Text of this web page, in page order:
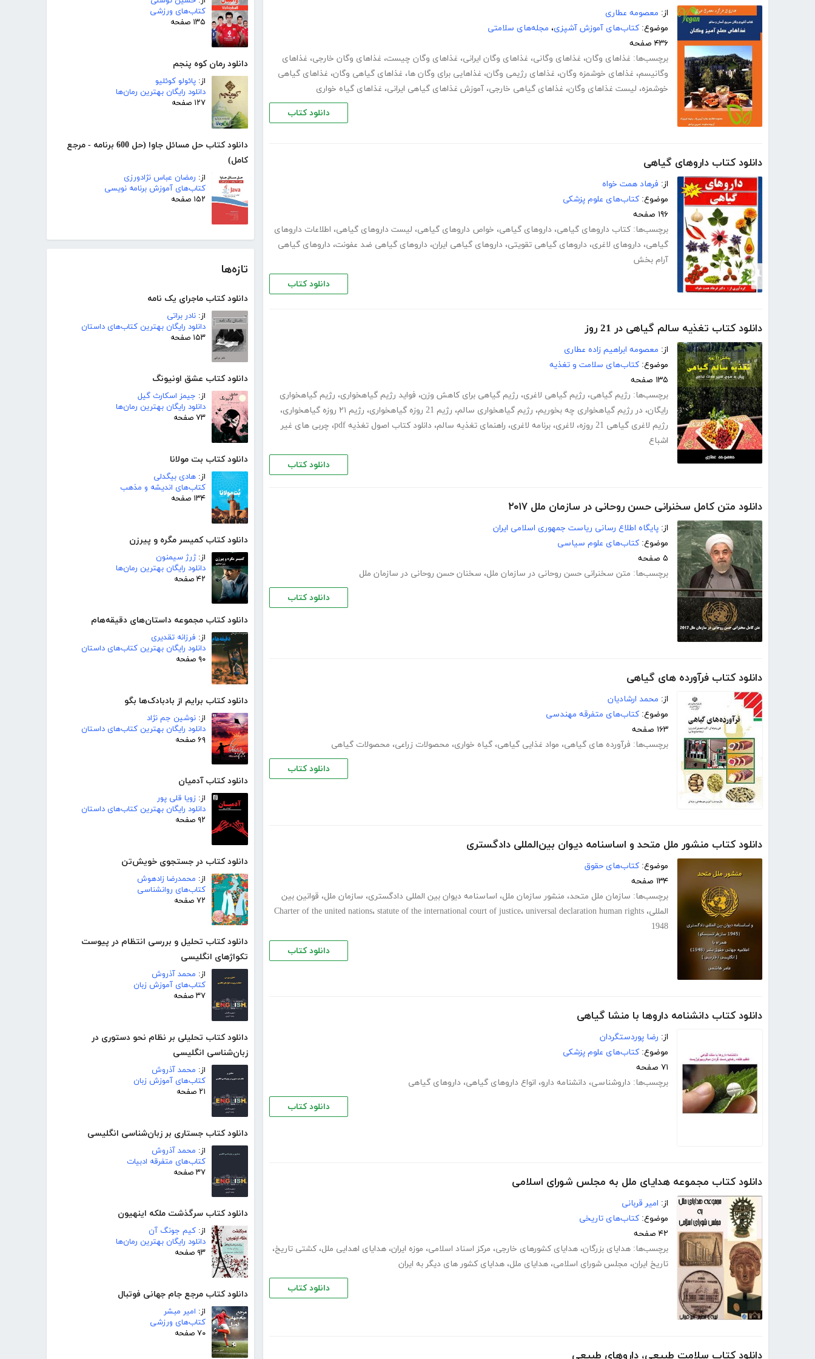
کتاب‌های ورزشی
۱۳۵ صفحه
دانلود رمان کوه پنجم
از: پائولو کوئلیو
دانلود رایگان بهترین رمان‌ها
۱۲۷ صفحه
دانلود کتاب حل مسائل جاوا (حل 600 برنامه - مرجع
کامل)
از: رمضان عباس نژادورزی
کتاب‌های آموزش برنامه نویسی
۱۵۲ صفحه
تازه‌ها
دانلود کتاب ماجرای یک نامه
از: نادر براتی
دانلود رایگان بهترین کتاب‌های داستان
۱۵۳ صفحه
دانلود کتاب عشق اونیونگ
از: جیمز اسکارث گیل
دانلود رایگان بهترین رمان‌ها
۷۳ صفحه
دانلود کتاب بت مولانا
از: هادی بیگدلی
کتاب‌های اندیشه و مذهب
۱۳۴ صفحه
دانلود کتاب کمیسر مگره و پیرزن
از:ژرژ سیمنون
دانلود رایگان بهترین رمان‌ها
۴۲ صفحه
دانلود کتاب مجموعه داستان‌های دقیقه‌هام
از: فرزانه تقدیری
دانلود رایگان بهترین کتاب‌های داستان
۹۰ صفحه
دانلود کتاب برایم از بادبادک‌ها بگو
از: نوشین جم نژاد
دانلود رایگان بهترین کتاب‌های داستان
۶۹ صفحه
دانلود کتاب آدمیان
از: زویا قلی پور
دانلود رایگان بهترین کتاب‌های داستان
۹۲ صفحه
دانلود کتاب در جستجوی خویش‌تن
از: محمدرضا زادهوش
کتاب‌های روانشناسی
۷۲ صفحه
دانلود کتاب تحلیل و بررسی انتظام در پیوست
تکواژهای انگلیسی
از: محمد آذروش
کتاب‌های آموزش زبان
۳۷ صفحه
دانلود کتاب تحلیلی بر نظام نحو دستوری در
زبان‌شناسی انگلیسی
از: محمد آذروش
کتاب‌های آموزش زبان
۲۱ صفحه
دانلود کتاب جستاری بر زبان‌شناسی انگلیسی
از: محمد آذروش
کتاب‌های متفرقه ادبیات
۳۷ صفحه
دانلود کتاب سرگذشت ملکه اینهیون
از: کیم جونگ آن
دانلود رایگان بهترین رمان‌ها
۹۳ صفحه
دانلود کتاب مرجع جام جهانی فوتبال
از: امیر مبشر
کتاب‌های ورزشی
۷۰ صفحه
از: معصومه عطاری
موضوع: کتاب‌های آموزش آشپزی، مجله‌های سلامتی
۴۳۶ صفحه
برچسب‌ها: غذاهای وگان، غذاهای وگانی، غذاهای وگان ایرانی، غذاهای وگان چیست، غذاهای وگان خارجی، غذاهای
وگانیسم، غذاهای خوشمزه وگان، غذاهای رژیمی وگان، غذاهایی برای وگان ها، غذاهای گیاهی وگان، غذاهای گیاهی
خوشمزه، لیست غذاهای وگان، غذاهای گیاهی خارجی، آموزش غذاهای گیاهی ایرانی، غذاهای گیاه خواری
دانلود کتاب
دانلود کتاب داروهای گیاهی
از: فرهاد همت خواه
موضوع: کتاب‌های علوم پزشکی
۱۹۶ صفحه
برچسب‌ها: کتاب داروهای گیاهی، داروهای گیاهی، خواص داروهای گیاهی، لیست داروهای گیاهی، اطلاعات داروهای
گیاهی، داروهای لاغری، داروهای گیاهی تقویتی، داروهای گیاهی ایران، داروهای گیاهی ضد عفونت، داروهای گیاهی
آرام بخش
دانلود کتاب
دانلود کتاب تغذیه سالم گیاهی در 21 روز
از: معصومه ابراهیم زاده عطاری
موضوع: کتاب‌های سلامت و تغذیه
۱۳۵ صفحه
برچسب‌ها: رژیم گیاهی، رژیم گیاهی لاغری، رژیم گیاهی برای کاهش وزن، فواید رژیم گیاهخواری، رژیم گیاهخواری
رایگان، در رژیم گیاهخواری چه بخوریم، رژیم گیاهخواری سالم، رژیم 21 روزه گیاهخواری ، رژیم ۲۱ روزه گیاهخواری
،
رژیم لاغری گیاهی 21 روزه
، لاغری، برنامه لاغری، راهنمای تغذیه سالم، دانلود کتاب اصول تغذیه pdf ، چربی های غیر
اشباع
دانلود کتاب
دانلود متن کامل سخنرانی حسن روحانی در سازمان ملل ۲۰۱۷
از: پایگاه اطلاع رسانی ریاست جمهوری اسلامی ایران
موضوع: کتاب‌های علوم سیاسی
۵ صفحه
برچسب‌ها: متن سخنرانی حسن روحانی در سازمان ملل، سخنان حسن روحانی در سازمان ملل
دانلود کتاب
دانلود کتاب فرآورده های گیاهی
از: محمد ارشادیان
موضوع: کتاب‌های متفرقه مهندسی
۱۶۳ صفحه
برچسب‌ها: فرآورده های گیاهی، مواد غذایی گیاهی، گیاه خواری، محصولات زراعی، محصولات گیاهی
دانلود کتاب
دانلود کتاب منشور ملل متحد و اساسنامه دیوان بین‌المللی دادگستری
موضوع: کتاب‌های حقوق
۱۳۴ صفحه
برچسب‌ها: سازمان ملل متحد، منشور سازمان ملل، اساسنامه دیوان بین المللی دادگستری، سازمان ملل، قوانین بین
المللی، Charter of the united nations، statute of the international court of justice، universal declaration human rights
1948
دانلود کتاب
دانلود کتاب دانشنامه داروها با منشا گیاهی
از: رضا پوردستگردان
موضوع: کتاب‌های علوم پزشکی
۷۱ صفحه
برچسب‌ها: داروشناسی، دانشنامه دارو، انواع داروهای گیاهی، داروهای گیاهی
دانلود کتاب
دانلود کتاب مجموعه هدایای ملل به مجلس شورای اسلامی
از: امیر قربانی
موضوع: کتاب‌های تاریخی
۴۲ صفحه
برچسب‌ها: هدایای بزرگان، هدایای کشورهای خارجی، مرکز اسناد اسلامی، موزه ایران، هدایای اهدایی ملل، کشتی تاریخ،
تاریخ ایران، مجلس شورای اسلامی، هدایای ملل، هدایای کشور های دیگر به ایران
دانلود کتاب
دانلود کتاب سلامت طبیعی، داروهای طبیعی